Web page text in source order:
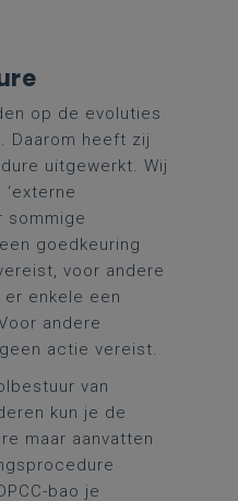
op de evoluties
Daarom heeft zij
uitgewerkt. Wij
sommige
goedkeuring
voor andere
enkele een
andere
actie vereist.
van
kun je de
maar aanvatten
bao je